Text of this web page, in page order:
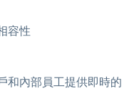
容性
和內部員工提供即時的